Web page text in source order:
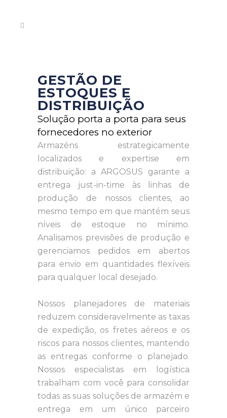
GESTÃO DE
ESTOQUES E
DISTRIBUIÇÃO
Solução porta a porta para seus
fornecedores no exterior
Armazéns estrategicamente
localizados e expertise em
distribuição: a ARGOSUS garante a
entrega just-in-time às linhas de
produção de nossos clientes, ao
mesmo tempo em que mantém seus
níveis de estoque no mínimo.
Analisamos previsões de produção e
gerenciamos pedidos em abertos
para envio em quantidades flexíveis
para qualquer local desejado.
Nossos planejadores de materiais
reduzem consideravelmente as taxas
de expedição, os fretes aéreos e os
riscos para nossos clientes, mantendo
as entregas conforme o planejado.
Nossos especialistas em logística
trabalham com você para consolidar
todas as suas soluções de armazém e
entrega em um único parceiro